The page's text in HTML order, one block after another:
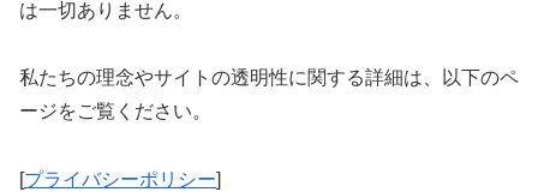
は一切ありません。
私たちの理念やサイトの透明性に関する詳細は、以下のペ
ージをご覧ください。
[プライバシーポリシー]